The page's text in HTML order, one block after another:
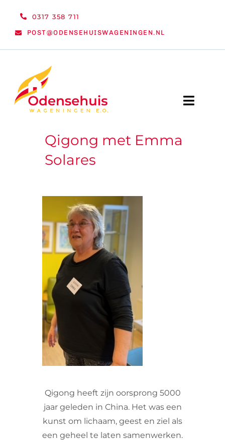
0317 358 711
POST@ODENSEHUISWAGENINGEN.NL
Toggle
WELKOM
ORGANISATIE
VRIJWILLIGERS & STAGIAIRES
CONTACT
Qigong met Emma
Solares
Qigong heeft zijn oorsprong 5000
jaar geleden in China. Het was een
kunst om lichaam, geest en ziel als
een geheel te laten samenwerken.